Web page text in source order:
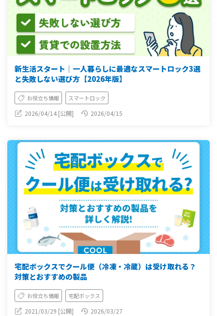
新生活スタート｜一人暮らしに最適なスマートロック3選
と失敗しない選び方【2026年版】
お役立ち情報 スマートロック
2026/04/14 [公開] 2026/04/15
宅配ボックスでクール便（冷凍・冷蔵）は受け取れる？
対策とおすすめの製品
お役立ち情報 宅配ボックス
2021/03/29 [公開] 2026/03/27